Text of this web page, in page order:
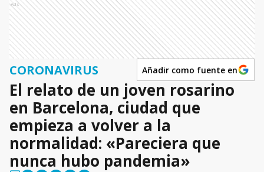
Ads
CORONAVIRUS Añadir como fuente en
El relato de un joven rosarino
en Barcelona, ciudad que
empieza a volver a la
normalidad: «Pareciera que
nunca hubo pandemia»